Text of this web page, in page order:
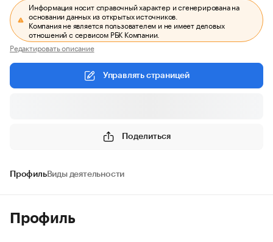
Информация носит справочный характер и сгенерирована на
основании данных из открытых источников.
Компания не является пользователем и не имеет деловых
отношений с сервисом РБК Компании.
Редактировать описание
Управлять страницей
Поделиться
ПрофильВиды деятельности
Профиль